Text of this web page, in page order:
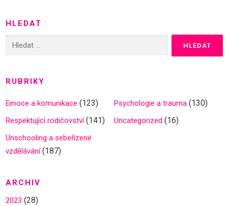
HLEDAT
RUBRIKY
Emoce a komunikace (123) Psychologie a trauma (130)
Respektující rodičovství(141) Uncategorized (16)
Unschooling a sebeřízené
vzdělávání(187)
ARCHIV
2023 (28)